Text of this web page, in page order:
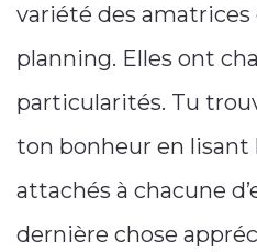
variété des amatrices
planning. Elles ont
particularités. Tu
ton bonheur en lisant
attachés à chacune
dernière chose